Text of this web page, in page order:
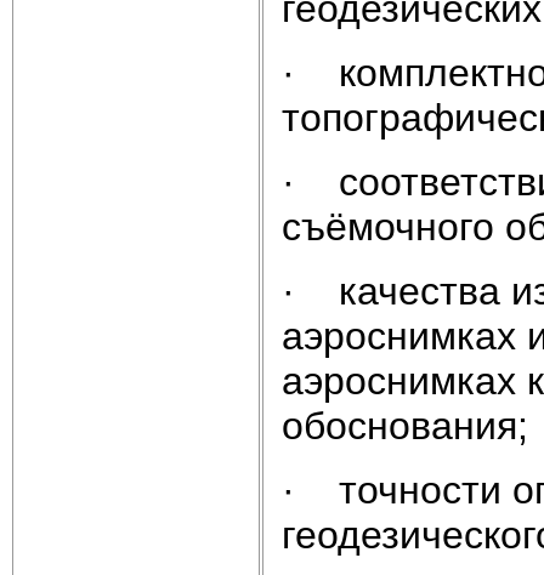
·
·
съёмочного
· качества
аэроснимках
аэроснимках
обоснования;
· точности